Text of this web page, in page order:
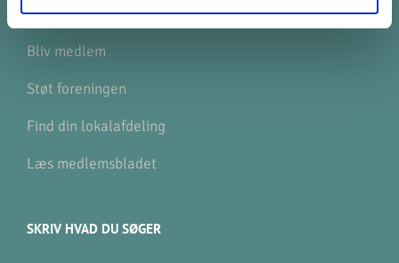
Find ligesindede
Bliv medlem
Støt foreningen
Find din lokalafdeling
Læs medlemsbladet
SKRIV HVAD DU SØGER